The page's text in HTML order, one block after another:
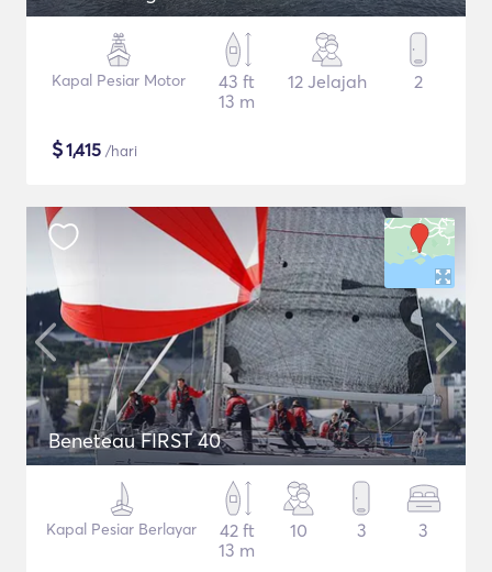
Kapal Pesiar Motor
43 ft
13 m
12 Jelajah 2
$1,415 /hari
Beneteau FIRST 40
Kapal Pesiar Berlayar
42 ft
13 m
10 3 3